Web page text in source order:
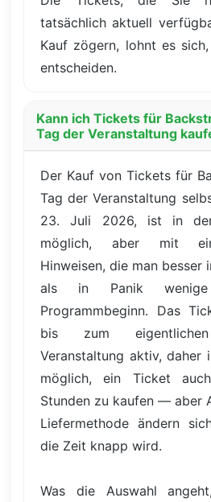
tatsächlich aktuell
Kauf zögern, lohnt es
entscheiden.
Kann ich Tickets für
Tag der Veranstaltung
Der Kauf von Tickets für
Tag der Veranstaltung
23. Juli 2026, ist in
möglich, aber mit
Hinweisen, die man besser
als in Panik
Programmbeginn. Das
bis zum
Veranstaltung aktiv, daher
möglich, ein Ticket
Stunden zu kaufen — aber
Liefermethode ändern
die Zeit knapp wird.
Was die Auswahl